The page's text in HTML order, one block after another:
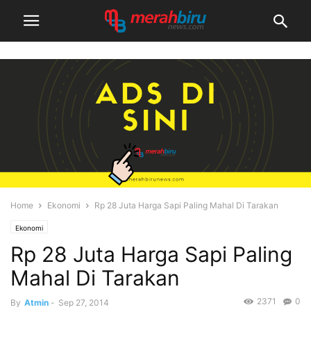
Home Ekonomi Rp 28 Juta Harga Sapi Paling Mahal Di Tarakan
Ekonomi
Rp 28 Juta Harga Sapi Paling
Mahal Di Tarakan
By Atmin - Sep 27, 2014 0
2371